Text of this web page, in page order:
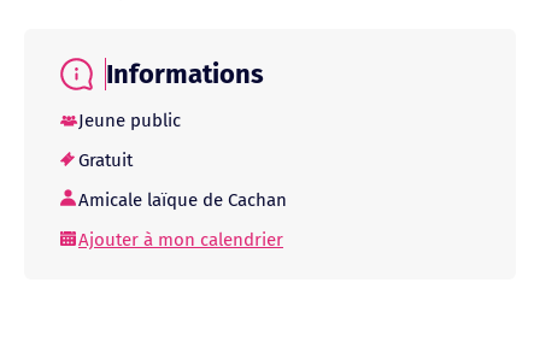
Informations
Jeune public
Gratuit
Amicale laïque de Cachan
Ajouter à mon calendrier